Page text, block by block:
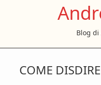
p
o
p
o
p
o
Blog di
COME